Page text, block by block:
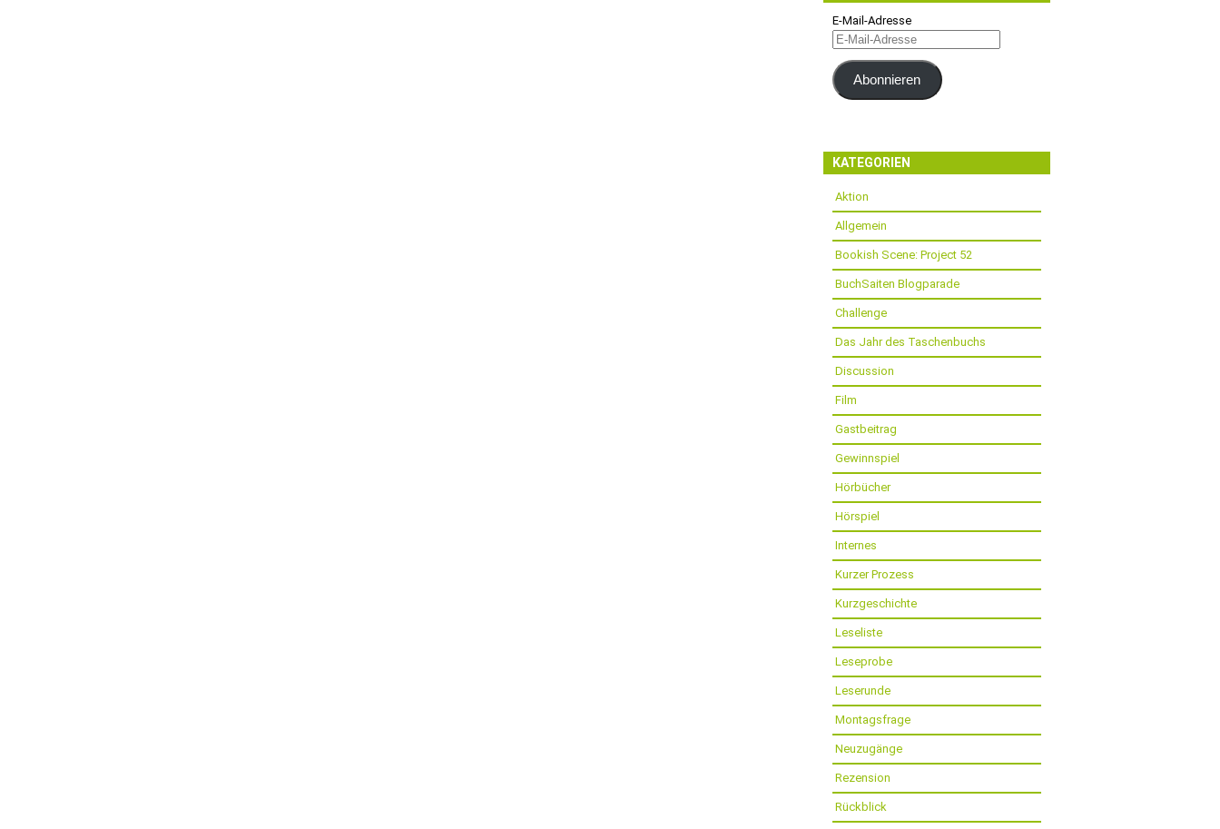
E-Mail-Adresse
Abonnieren
KATEGORIEN
Aktion
Allgemein
Bookish Scene: Project 52
BuchSaiten Blogparade
Challenge
Das Jahr des Taschenbuchs
Discussion
Film
Gastbeitrag
Gewinnspiel
Hörbücher
Hörspiel
Internes
Kurzer Prozess
Kurzgeschichte
Leseliste
Leseprobe
Leserunde
Montagsfrage
Neuzugänge
Rezension
Rückblick